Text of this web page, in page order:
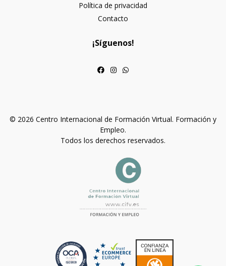
Política de privacidad
Contacto
¡Síguenos!
© 2026 Centro Internacional de Formación Virtual. Formación y
Empleo.
Todos los derechos reservados.